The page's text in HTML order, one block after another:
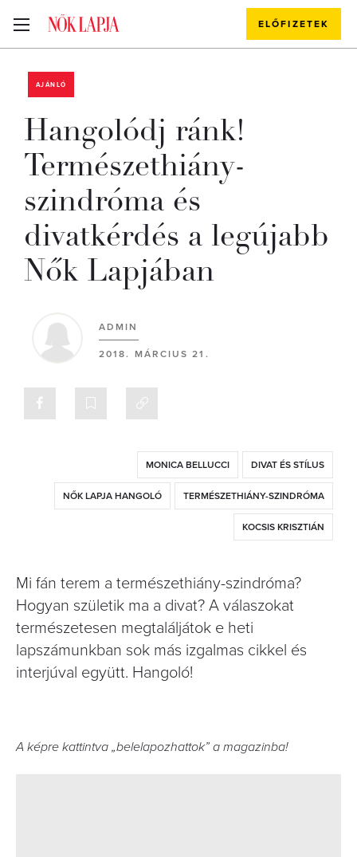
ELŐFIZETEK
AJÁNLÓ
Hangolódj ránk!
Természethiány-
szindróma és
divatkérdés a legújabb
Nők Lapjában
ADMIN
2018. MÁRCIUS 21.
MONICA BELLUCCI DIVAT ÉS STÍLUS
NŐK LAPJA HANGOLÓ TERMÉSZETHIÁNY-SZINDRÓMA
KOCSIS KRISZTIÁN
Mi fán terem a természethiány-szindróma?
Hogyan születik ma a divat? A válaszokat
természetesen megtaláljátok e heti
lapszámunkban sok más izgalmas cikkel és
interjúval együtt. Hangoló!
A képre kattintva „belelapozhattok” a magazinba!